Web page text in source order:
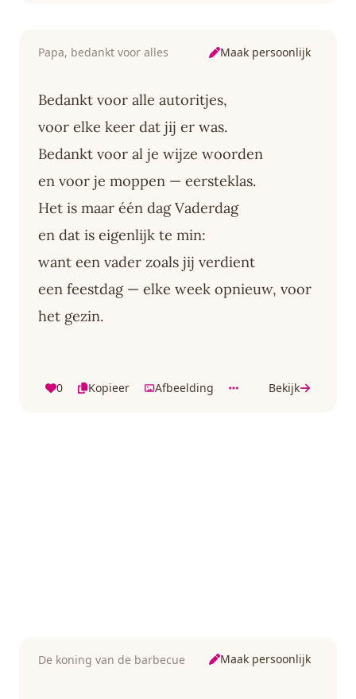
Papa, bedankt voor alles Maak persoonlijk
Bedankt voor alle autoritjes,
voor elke keer dat jij er was.
Bedankt voor al je wijze woorden
en voor je moppen — eersteklas.
Het is maar één dag Vaderdag
en dat is eigenlijk te min:
want een vader zoals jij verdient
een feestdag — elke week opnieuw, voor
het gezin.
0 Kopieer Afbeelding Bekijk
De koning van de barbecue Maak persoonlijk